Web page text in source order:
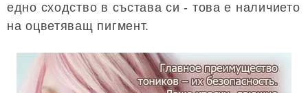
едно сходство в състава си - това е наличието
на оцветяващ пигмент.